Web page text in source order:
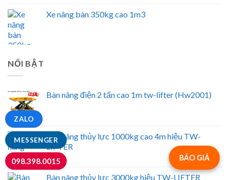
MESSENGER
ZALO
098.398.0015
Xe nâng bàn 350kg cao 1m3
NỔI BẬT
Bàn nâng điện 2 tấn cao 1m tw-lifter (Hw2001)
Bàn nâng thủy lực 1000kg cao 4m hiệu TW-
LIFTER
Bàn nâng thủy lực 3000kg hiệu TW-LIFTER
BÁO GIÁ